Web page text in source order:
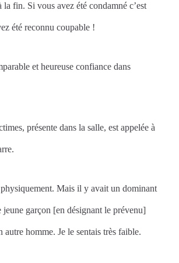
la fin. Si vous avez été condamné c’est
été reconnu coupable !
et heureuse confiance dans
présente dans la salle, est appelée à
Mais il y avait un dominant
garçon [en désignant le prévenu]
autre homme. Je le sentais très faible.